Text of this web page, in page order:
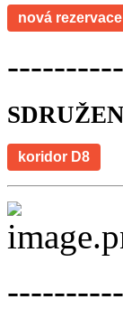
nová rezervace
koridor D8